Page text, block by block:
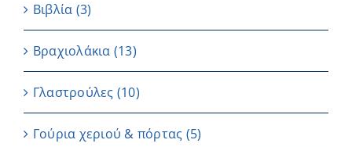
Βιβλία (3)
Βραχιολάκια (13)
Γλαστρούλες (10)
Γούρια χεριού & πόρτας (5)